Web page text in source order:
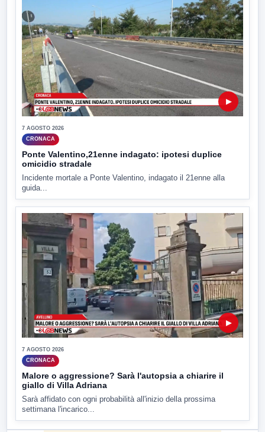
▶
7 AGOSTO 2026
CRONACA
Ponte Valentino,21enne indagato: ipotesi duplice
omicidio stradale
Incidente mortale a Ponte Valentino, indagato il 21enne alla
guida...
▶
7 AGOSTO 2026
CRONACA
Malore o aggressione? Sarà l'autopsia a chiarire il
giallo di Villa Adriana
Sarà affidato con ogni probabilità all'inizio della prossima
settimana l'incarico...